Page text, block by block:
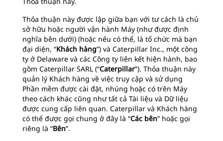
Thỏa thuận này được lập giữa bạn với tư cách là chủ
sở hữu hoặc người vận hành Máy (như được định
nghĩa bên dưới) (hoặc nếu có thể, là tổ chức mà bạn
đại diện, “Khách hàng”) và Caterpillar Inc., một công
ty ở Delaware và các Công ty liên kết hiện hành, bao
gồm Caterpillar SARL (“Caterpillar”). Thỏa thuận này
quản lý Khách hàng về việc truy cập và sử dụng
Phần mềm được cài đặt, nhúng hoặc có trên Máy
theo cách khác cũng như tất cả Tài liệu và Dữ liệu
được cung cấp liên quan. Caterpillar và Khách hàng
có thể được gọi chung ở đây là “Các bên” hoặc gọi
riêng là “Bên”.